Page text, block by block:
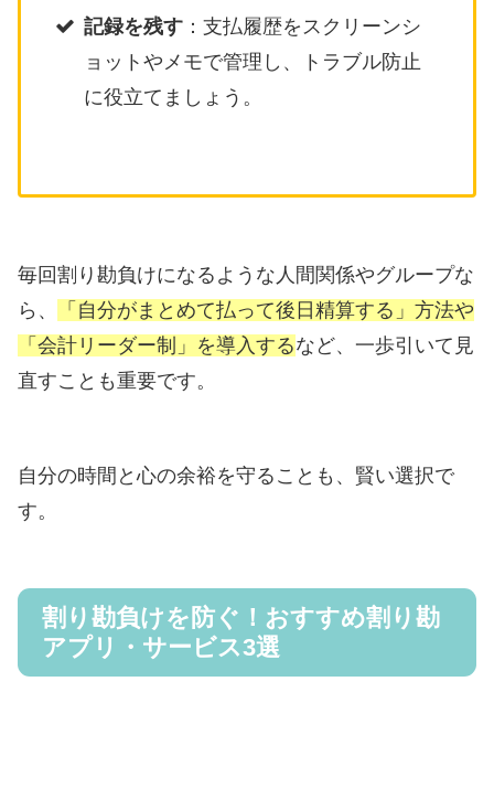
記録を残す：支払履歴をスクリーンシ
ョットやメモで管理し、トラブル防止
に役立てましょう。
毎回割り勘負けになるような人間関係やグループな
ら、
「自分がまとめて払って後日精算する」方法や
「会計リーダー制」を導入するなど、一歩引いて見
直すことも重要です。
自分の時間と心の余裕を守ることも、賢い選択で
す。
割り勘負けを防ぐ！おすすめ割り勘
アプリ・サービス3選